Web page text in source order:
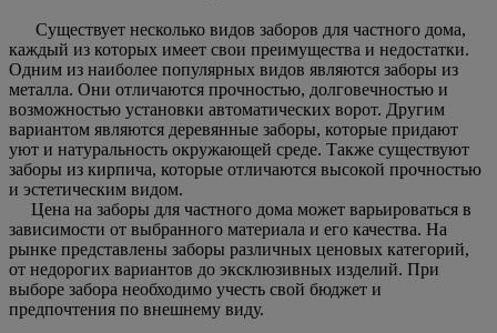
Существует несколько видов заборов для частного дома,
каждый из которых имеет свои преимущества и недостатки.
Одним из наиболее популярных видов являются заборы из
металла. Они отличаются прочностью, долговечностью и
возможностью установки автоматических ворот. Другим
вариантом являются деревянные заборы, которые придают
уют и натуральность окружающей среде. Также существуют
заборы из кирпича, которые отличаются высокой прочностью
и эстетическим видом.
Цена на заборы для частного дома может варьироваться в
зависимости от выбранного материала и его качества. На
рынке представлены заборы различных ценовых категорий,
от недорогих вариантов до эксклюзивных изделий. При
выборе забора необходимо учесть свой бюджет и
предпочтения по внешнему виду.